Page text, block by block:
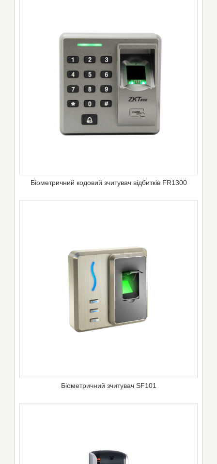
Біометричний кодовий зчитувач відбитків FR1300
Біометричний зчитувач SF101